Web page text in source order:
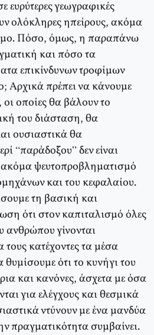
γεωγραφικές
ολόκληρες ηπείρους, ακόμα
Πόσο, όμως, η παραπάνω
και πόσο τα
επικίνδυνων τροφίμων
Αρχικά πρέπει να κάνουμε
οποίες θα βάλουν το
του διάσταση, θα
ουσιαστικά θα
“παράδοξου” δεν είναι
ψευτοπροβληματισμό
και του κεφαλαίου.
τη βασική και
ότι στον καπιταλισμό όλες
ανθρώπου γίνονται
τους κατέχοντες τα μέσα
ότι το κυνήγι του
και κανόνες, άσχετα με όσα
για ελέγχους και θεσμικά
ντύνουν με ένα μανδύα
πραγματικότητα συμβαίνει.